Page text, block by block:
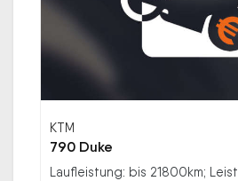
KTM
790 Duke
Laufleistung: bis 21800km;